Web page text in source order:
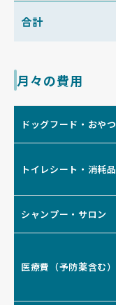
合計
月々の費用
ドッグフード・おやつ
トイレシート・消耗品
シャンプー・サロン
医療費（予防薬含む）